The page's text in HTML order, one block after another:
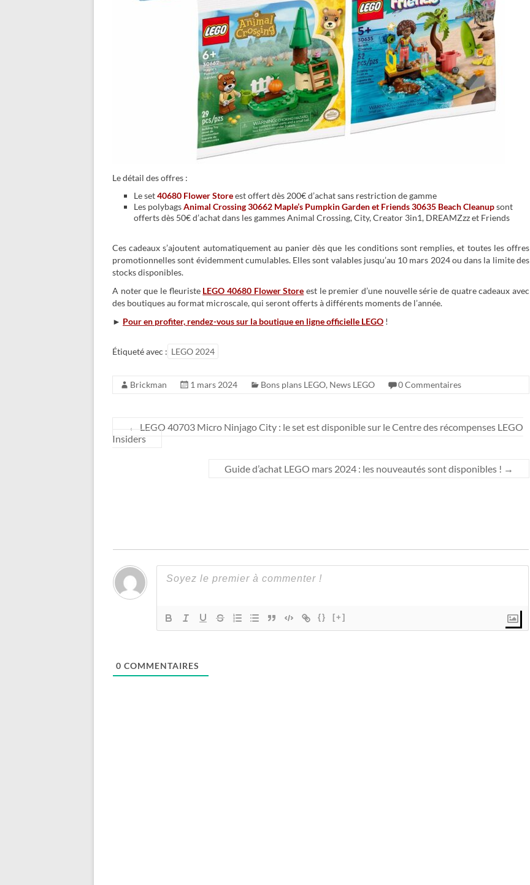
Le détail des offres :
Le set40680 Flower Storeest offert dès 200€ d’achat sans restriction de gamme
Les polybagsAnimal Crossing 30662 Maple’s Pumpkin Garden et Friends 30635 Beach Cleanupsont
offerts dès 50€ d’achat dans les gammes Animal Crossing, City, Creator 3in1, DREAMZzz et Friends
Ces cadeaux s’ajoutent automatiquement au panier dès que les conditions sont remplies, et toutes les offres
promotionnelles sont évidemment cumulables. Elles sont valables jusqu’au 10 mars 2024 ou dans la limite des
stocks disponibles.
A noter que le fleuriste LEGO 40680 Flower Store est le premier d’une nouvelle série de quatre cadeaux avec
des boutiques au format microscale, qui seront offerts à différents moments de l’année.
► Pour en profiter, rendez-vous sur la boutique en ligne officielle LEGO !
Étiqueté avec : LEGO 2024
Brickman 1 mars 2024 Bons plans LEGO, News LEGO 0 Commentaires
←
LEGO 40703 Micro Ninjago City : le set est disponible sur le Centre des récompenses LEGO
Insiders
Guide d’achat LEGO mars 2024 : les nouveautés sont disponibles ! →
{} [+]
0 COMMENTAIRES